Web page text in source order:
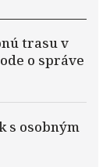
trasu v
o správe
s osobným